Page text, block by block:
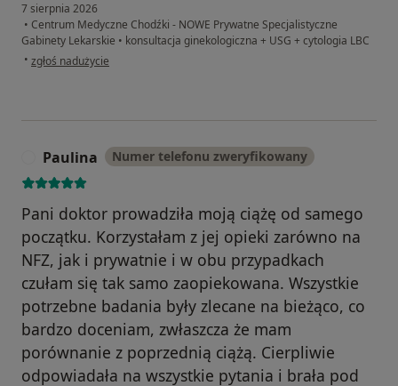
7 sierpnia 2026
• Centrum Medyczne Chodźki - NOWE Prywatne Specjalistyczne
Gabinety Lekarskie • konsultacja ginekologiczna + USG + cytologia LBC
• w opinii użytkownika I.H.
zgłoś nadużycie
Paulina Numer telefonu zweryfikowany
Pani doktor prowadziła moją ciążę od samego
początku. Korzystałam z jej opieki zarówno na
NFZ, jak i prywatnie i w obu przypadkach
czułam się tak samo zaopiekowana. Wszystkie
potrzebne badania były zlecane na bieżąco, co
bardzo doceniam, zwłaszcza że mam
porównanie z poprzednią ciążą. Cierpliwie
odpowiadała na wszystkie pytania i brała pod